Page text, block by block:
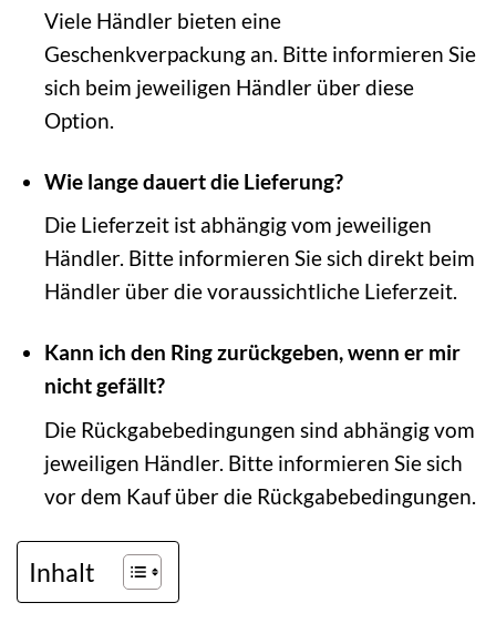
Viele Händler bieten eine
Geschenkverpackung an. Bitte informieren Sie
sich beim jeweiligen Händler über diese
Option.
Wie lange dauert die Lieferung?
Die Lieferzeit ist abhängig vom jeweiligen
Händler. Bitte informieren Sie sich direkt beim
Händler über die voraussichtliche Lieferzeit.
Kann ich den Ring zurückgeben, wenn er mir
nicht gefällt?
Die Rückgabebedingungen sind abhängig vom
jeweiligen Händler. Bitte informieren Sie sich
vor dem Kauf über die Rückgabebedingungen.
Inhalt